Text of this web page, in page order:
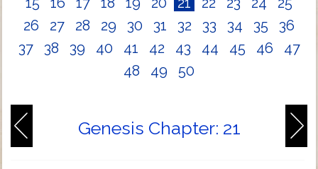
26
27 28 29 30 31 32 33 34 35
36
37
38 39 40 41 42 43 44 45 46
47
48
49 50
Genesis Chapter: 21